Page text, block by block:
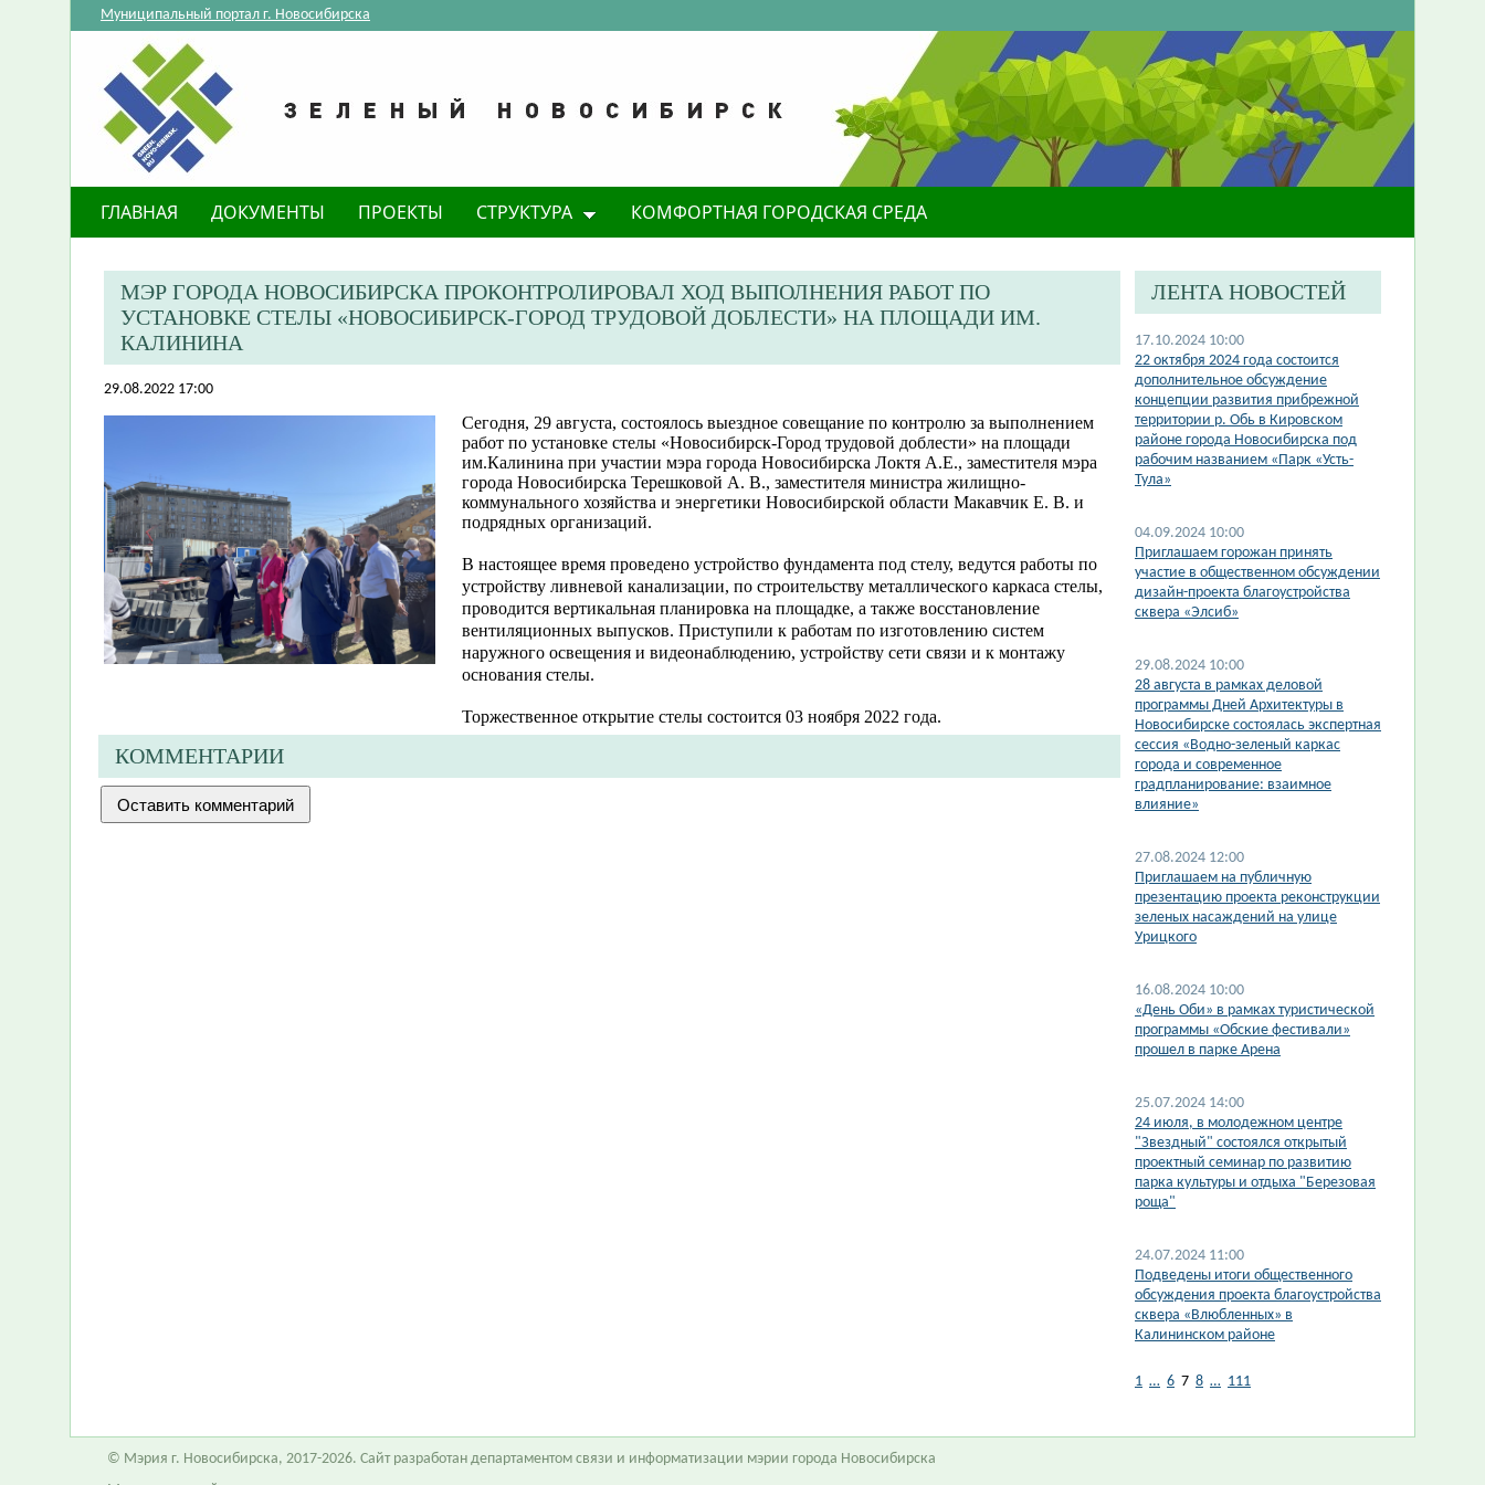
Муниципальный портал г. Новосибирска
ГЛАВНАЯ ДОКУМЕНТЫ ПРОЕКТЫ СТРУКТУРА КОМФОРТНАЯ ГОРОДСКАЯ СРЕДА
МЭР ГОРОДА НОВОСИБИРСКА ПРОКОНТРОЛИРОВАЛ ХОД ВЫПОЛНЕНИЯ РАБОТ ПО
УСТАНОВКЕ СТЕЛЫ «НОВОСИБИРСК-ГОРОД ТРУДОВОЙ ДОБЛЕСТИ» НА ПЛОЩАДИ ИМ.
КАЛИНИНА
29.08.2022 17:00
Сегодня, 29 августа, состоялось выездное совещание по контролю за выполнением
работ по установке стелы «Новосибирск-Город трудовой доблести» на площади
им.Калинина при участии мэра города Новосибирска Локтя А.Е., заместителя мэра
города Новосибирска Терешковой А. В., заместителя министра жилищно-
коммунального хозяйства и энергетики Новосибирской области Макавчик Е. В. и
подрядных организаций.
В настоящее время проведено устройство фундамента под стелу, ведутся работы по
устройству ливневой канализации, по строительству металлического каркаса стелы,
проводится вертикальная планировка на площадке, а также восстановление
вентиляционных выпусков. Приступили к работам по изготовлению систем
наружного освещения и видеонаблюдению, устройству сети связи и к монтажу
основания стелы.
Торжественное открытие стелы состоится 03 ноября 2022 года.
КОММЕНТАРИИ
ЛЕНТА НОВОСТЕЙ
17.10.2024 10:00
​22 октября 2024 года состоится
дополнительное обсуждение
концепции развития прибрежной
территории р. Обь в Кировском
районе города Новосибирска под
рабочим названием «Парк «Усть-
Тула»
04.09.2024 10:00
​Приглашаем горожан принять
участие в общественном обсуждении
дизайн-проекта благоустройства
сквера «Элсиб»
29.08.2024 10:00
​28 августа в рамках деловой
программы Дней Архитектуры в
Новосибирске состоялась экспертная
сессия «Водно-зеленый каркас
города и современное
градпланирование: взаимное
влияние»
27.08.2024 12:00
​Приглашаем на публичную
презентацию проекта реконструкции
зеленых насаждений на улице
Урицкого
16.08.2024 10:00
«День Оби» в рамках туристической
программы «Обские фестивали»
прошел в парке Арена
25.07.2024 14:00
​24 июля, в молодежном центре
"Звездный" состоялся открытый
проектный семинар по развитию
парка культуры и отдыха "Березовая
роща"
24.07.2024 11:00
Подведены итоги общественного
обсуждения проекта благоустройства
сквера «Влюбленных» в
Калининском районе
1 … 6 7 8 … 111
© Мэрия г. Новосибирска, 2017-2026. Сайт разработан департаментом связи и информатизации мэрии города Новосибирска